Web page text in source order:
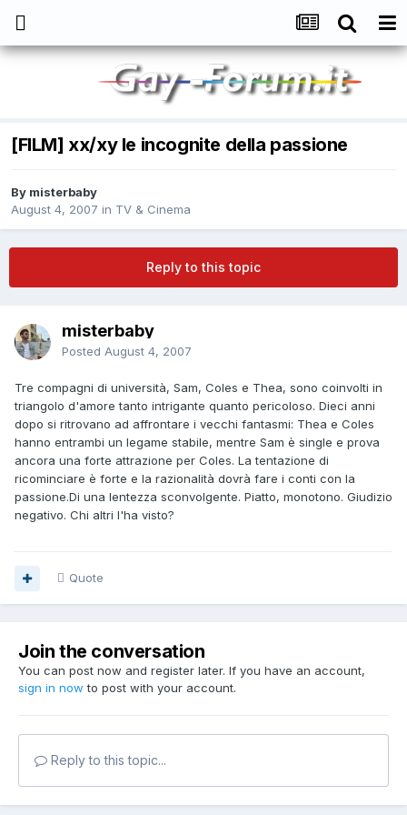
[FILM] xx/xy le incognite della passione
By misterbaby
August 4, 2007 in TV & Cinema
Reply to this topic
misterbaby
Posted August 4, 2007
Tre compagni di università, Sam, Coles e Thea, sono coinvolti in
triangolo d'amore tanto intrigante quanto pericoloso. Dieci anni
dopo si ritrovano ad affrontare i vecchi fantasmi: Thea e Coles
hanno entrambi un legame stabile, mentre Sam è single e prova
ancora una forte attrazione per Coles. La tentazione di
ricominciare è forte e la razionalità dovrà fare i conti con la
passione.Di una lentezza sconvolgente. Piatto, monotono. Giudizio
negativo. Chi altri l'ha visto?
Quote
Join the conversation
You can post now and register later. If you have an account,
sign in now to post with your account.
Reply to this topic...